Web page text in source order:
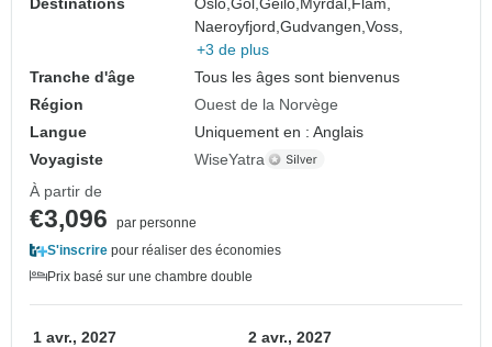
Naeroyfjord,Gudvangen,Voss,
+3 de plus
Tranche d'âge
Tous les âges sont bienvenus
Région
Ouest de la Norvège
Langue
Uniquement en : Anglais
Voyagiste
WiseYatra
À partir de
€3,096
par personne
S'inscrire pour réaliser des économies
Prix basé sur une chambre double
1 avr., 2027 2 avr., 2027